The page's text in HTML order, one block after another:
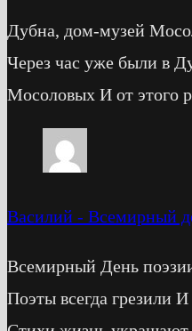
Дубна, дом-музей
Через час уже были в
Мосоловых И от этого
Василий - Всемирный
Всемирный День
Поэты всегда грезили